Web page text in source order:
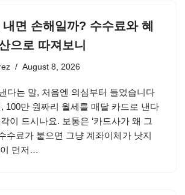
면 손해일까? 수수료와 혜
으로 따져보니
August 8, 2026
다는 말, 처음엔 의심부터 들었습니다
100만 원짜리 월세를 매달 카드로 낸다
이 드시나요. 보통은 ‘카드사가 왜 그
수료가 붙으면 그냥 계좌이체가 낫지
이 먼저…